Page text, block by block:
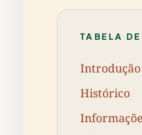
TABELA
Introdução
Histórico